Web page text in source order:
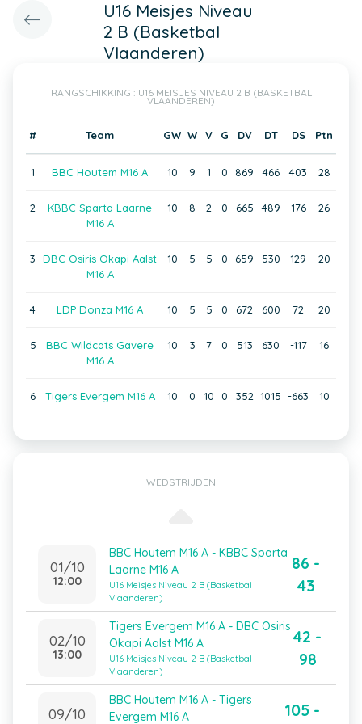
U16 Meisjes Niveau
2 B (Basketbal
Vlaanderen)
RANGSCHIKKING : U16 MEISJES NIVEAU 2 B (BASKETBAL
VLAANDEREN)
# Team GW W V G DV DT DS Ptn
1 BBC Houtem M16 A 10 9 1 0 869 466 403 28
2
KBBC Sparta Laarne
M16 A
10 8 2 0 665 489 176 26
3
DBC Osiris Okapi Aalst
M16 A
10 5 5 0 659 530 129 20
4 LDP Donza M16 A 10 5 5 0 672 600 72 20
5
BBC Wildcats Gavere
M16 A
10 3 7 0 513 630 -117 16
6 Tigers Evergem M16 A 10 0 10 0 352 1015 -663 10
WEDSTRIJDEN
01/10
12:00
BBC Houtem M16 A - KBBC Sparta
Laarne M16 A
U16 Meisjes Niveau 2 B (Basketbal
Vlaanderen)
86 -
43
02/10
13:00
Tigers Evergem M16 A - DBC Osiris
Okapi Aalst M16 A
U16 Meisjes Niveau 2 B (Basketbal
Vlaanderen)
42 -
98
09/10
BBC Houtem M16 A - Tigers
Evergem M16 A
105 -